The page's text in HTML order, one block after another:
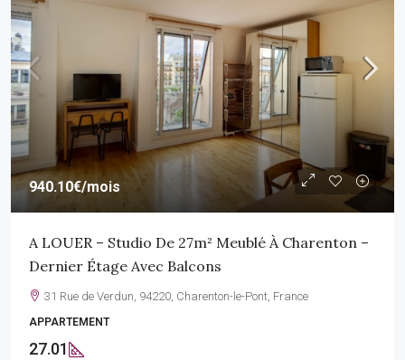
940.10€/mois
A LOUER – Studio De 27m² Meublé À Charenton –
Dernier Étage Avec Balcons
31 Rue de Verdun, 94220, Charenton-le-Pont, France
APPARTEMENT
27.01